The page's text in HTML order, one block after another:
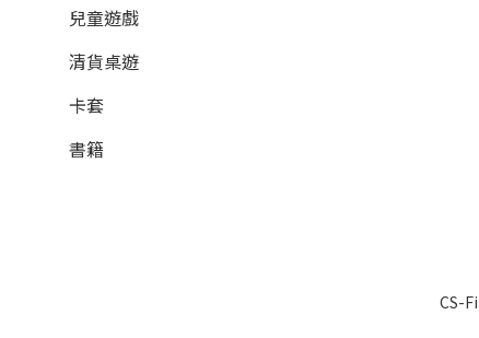
兒童遊戲
清貨桌遊
卡套
書籍
CS-